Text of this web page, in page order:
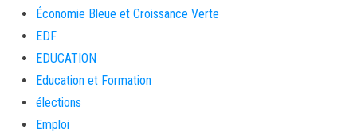
Économie Bleue et Croissance Verte
EDF
EDUCATION
Education et Formation
élections
Emploi